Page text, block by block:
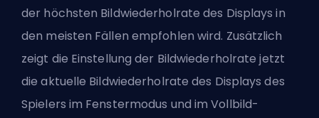
der höchsten Bildwiederholrate des Displays in
den meisten Fällen empfohlen wird. Zusätzlich
zeigt die Einstellung der Bildwiederholrate jetzt
die aktuelle Bildwiederholrate des Displays des
Spielers im Fenstermodus und im Vollbild-